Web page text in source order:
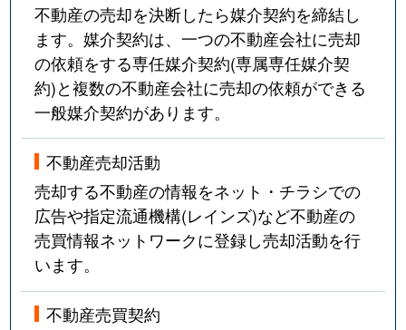
不動産の売却を決断したら媒介契約を締結し
ます。媒介契約は、一つの不動産会社に売却
の依頼をする専任媒介契約(専属専任媒介契
約)と複数の不動産会社に売却の依頼ができる
一般媒介契約があります。
不動産売却活動
売却する不動産の情報をネット・チラシでの
広告や指定流通機構(レインズ)など不動産の
売買情報ネットワークに登録し売却活動を行
います。
不動産売買契約